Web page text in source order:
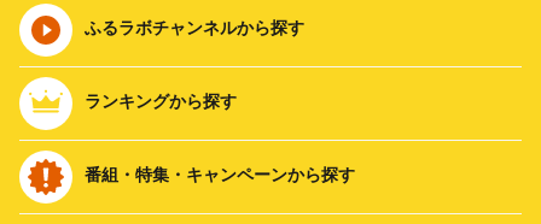
ふるラボチャンネルから探す
ランキングから探す
番組・特集・キャンペーンから探す